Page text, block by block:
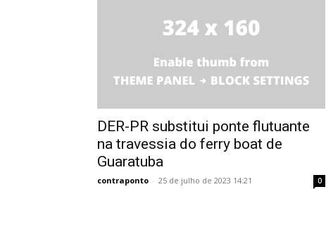
DER-PR substitui ponte flutuante
na travessia do ferry boat de
Guaratuba
contraponto - 25 de julho de 2023 14:21 0